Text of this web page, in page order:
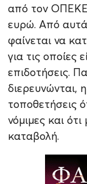
από τον
ευρώ. Από
φαίνεται να
για τις οποίες
επιδοτήσεις.
διερευνώνται,
τοποθετήσεις
νόμιμες και
καταβολή.